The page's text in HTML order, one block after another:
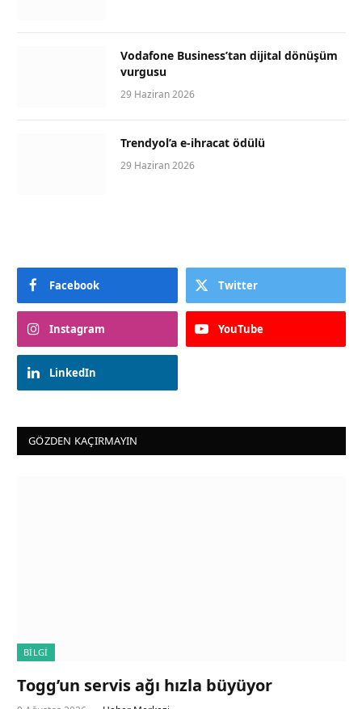
Vodafone Business’tan dijital dönüşüm
vurgusu
29 Haziran 2026
Trendyol’a e-ihracat ödülü
29 Haziran 2026
Facebook Twitter
Instagram YouTube
LinkedIn
GÖZDEN KAÇIRMAYIN
BILGI
Togg’un servis ağı hızla büyüyor